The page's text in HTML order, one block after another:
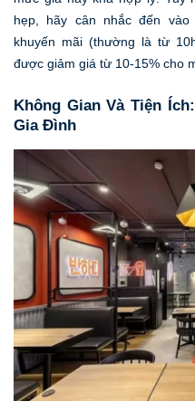
hẹp, hãy cân nhắc đến
khuyến mãi (thường là từ
được giảm giá từ 10-15% cho
Không Gian Và Tiện
Gia Đình